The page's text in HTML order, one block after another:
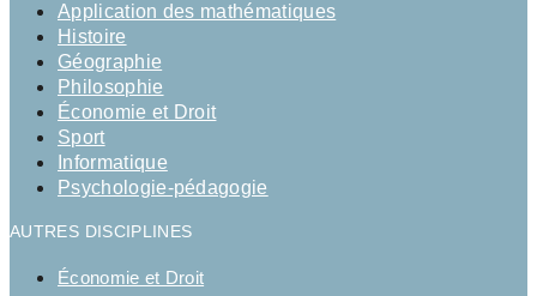
Application des mathématiques
Histoire
Géographie
Philosophie
Économie et Droit
Sport
Informatique
Psychologie-pédagogie
AUTRES DISCIPLINES
Économie et Droit